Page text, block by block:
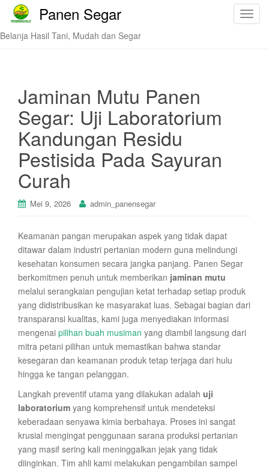
T
Panen Segar
Belanja Hasil Tani, Mudah dan Segar
Jaminan Mutu Panen
Segar: Uji Laboratorium
Kandungan Residu
Pestisida Pada Sayuran
Curah
Mei 9, 2026 admin_panensegar
Keamanan pangan merupakan aspek yang tidak dapat
ditawar dalam industri pertanian modern guna melindungi
kesehatan konsumen secara jangka panjang. Panen Segar
berkomitmen penuh untuk memberikan jaminan mutu
melalui serangkaian pengujian ketat terhadap setiap produk
yang didistribusikan ke masyarakat luas. Sebagai bagian dari
transparansi kualitas, kami juga menyediakan informasi
mengenai pilihan buah musiman yang diambil langsung dari
mitra petani pilihan untuk memastikan bahwa standar
kesegaran dan keamanan produk tetap terjaga dari hulu
hingga ke tangan pelanggan.
Langkah preventif utama yang dilakukan adalah uji
laboratorium yang komprehensif untuk mendeteksi
keberadaan senyawa kimia berbahaya. Proses ini sangat
krusial mengingat penggunaan sarana produksi pertanian
yang masif sering kali meninggalkan jejak yang tidak
diinginkan. Tim ahli kami melakukan pengambilan sampel